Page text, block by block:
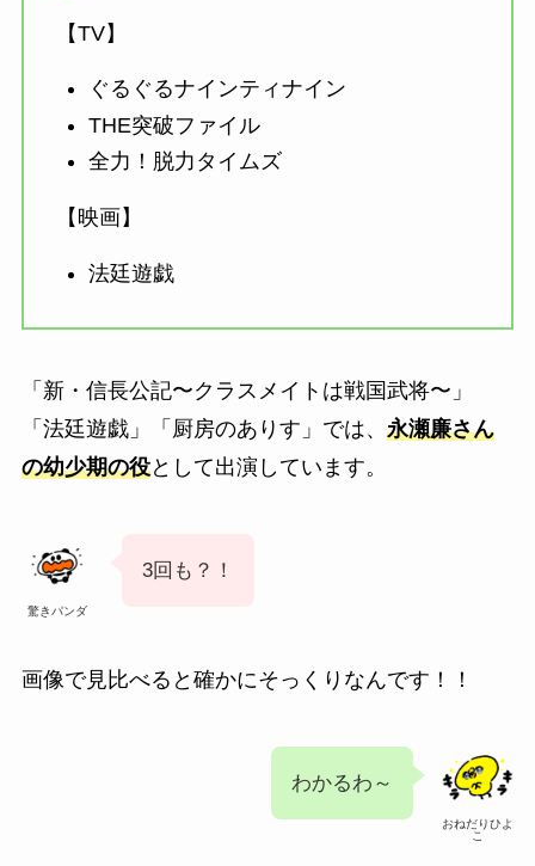
【TV】
ぐるぐるナインティナイン
THE突破ファイル
全力！脱力タイムズ
【映画】
法廷遊戯
「新・信長公記〜クラスメイトは戦国武将〜」
「法廷遊戯」「厨房のありす」では、 永瀬廉さん
の幼少期の役として出演しています。
驚きパンダ
3回も？！
画像で見比べると確かにそっくりなんです！！
おねだりひよ
こ
わかるわ～